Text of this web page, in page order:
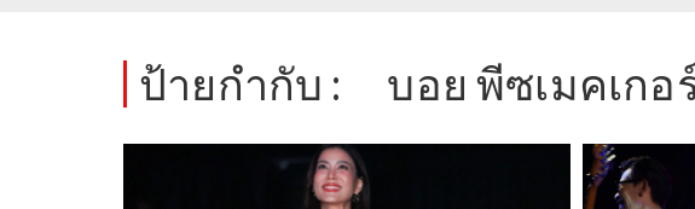
ป้ายกำกับ : บอย พีซเมคเกอ